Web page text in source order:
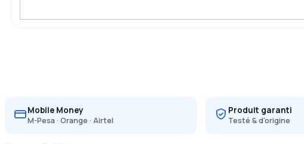
Mobile Money
M-Pesa · Orange · Airtel
Produit garanti
Testé & d'origine